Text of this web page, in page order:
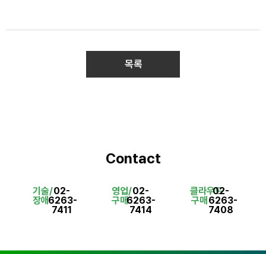
목록
Contact
기술/
장애
02-
6263-
7411
영업/
구매
02-
6263-
7414
클라우드
구매
02-
6263-
7408